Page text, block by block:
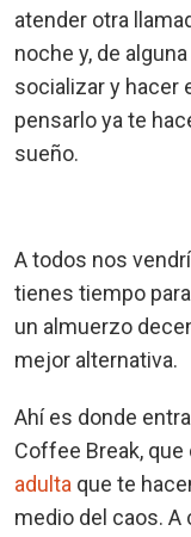
atender otra
noche y, de
socializar y hacer
pensarlo ya te
sueño.
A todos nos
tienes tiempo
un almuerzo
mejor alternativa.
Ahí es donde
Coffee Break,
adulta que te
medio del caos.